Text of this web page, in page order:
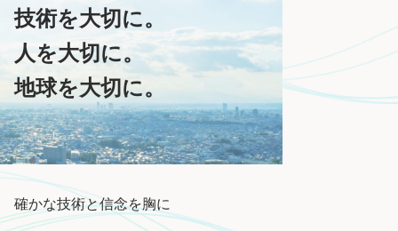
技術を大切に。
人を大切に。
地球を大切に。
確かな技術と信念を胸に